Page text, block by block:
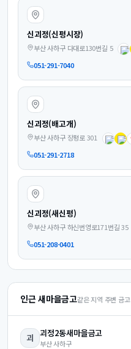
신괴정(신평시장)
부산 사하구 다대로130번길 5
051-291-7040
신괴정(배고개)
부산 사하구 장평로 301
051-291-2718
신괴정(새신평)
부산 사하구 하신번영로171번길 35
051-208-0401
인근 새마을금고같은 지역 주변 금고
괴 괴정2동새마을금고
부산사하구